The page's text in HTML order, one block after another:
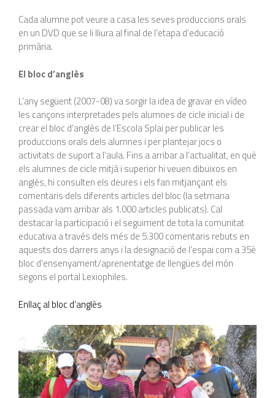
Cada alumne pot veure a casa les seves produccions orals
en un DVD que se li lliura al final de l’etapa d’educació
primària.
El bloc d’anglès
L’any següent (2007-08) va sorgir la idea de gravar en vídeo
les cançons interpretades pels alumnes de cicle inicial i de
crear el bloc d’anglès de l’Escola Splai per publicar les
produccions orals dels alumnes i per plantejar jocs o
activitats de suport a l’aula. Fins a arribar a l’actualitat, en què
els alumnes de cicle mitjà i superior hi veuen dibuixos en
anglès, hi consulten els deures i els fan mitjançant els
comentaris dels diferents articles del bloc (la setmana
passada vam arribar als 1.000 articles publicats). Cal
destacar la participació i el seguiment de tota la comunitat
educativa a través dels més de 5.300 comentaris rebuts en
aquests dos darrers anys i la designació de l’espai com a 35è
bloc d’ensenyament/aprenentatge de llengües del món
segons el portal Lexiophiles.
Enllaç al bloc d’anglès